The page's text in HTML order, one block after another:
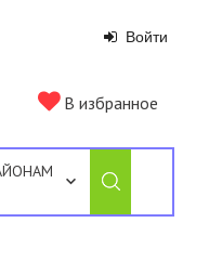
Войти
В избранное